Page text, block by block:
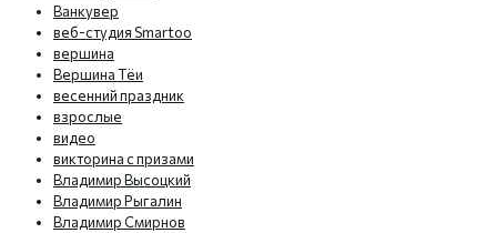
Ванкувер
веб-студия Smartoo
вершина
Вершина Тёи
весенний праздник
взрослые
видео
викторина с призами
Владимир Высоцкий
Владимир Рыгалин
Владимир Смирнов